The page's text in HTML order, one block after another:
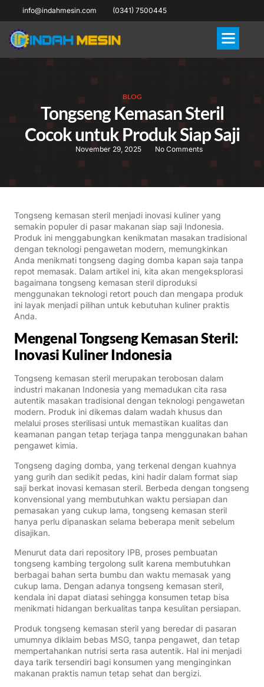
info@indahmesin.com (0341) 7500445
BLOG
Tongseng Kemasan Steril
Cocok untuk Produk Siap Saji
November 29, 2025 No Comments
Tongseng kemasan steril menjadi inovasi kuliner yang
semakin populer di pasar makanan siap saji Indonesia.
Produk ini menggabungkan kenikmatan masakan tradisional
dengan teknologi pengawetan modern, memungkinkan
Anda menikmati tongseng daging domba kapan saja tanpa
repot memasak. Dalam artikel ini, kita akan mengeksplorasi
bagaimana tongseng kemasan steril diproduksi
menggunakan teknologi retort pouch dan mengapa produk
ini layak menjadi pilihan untuk kebutuhan kuliner praktis
Anda.
Mengenal Tongseng Kemasan Steril:
Inovasi Kuliner Indonesia
Tongseng kemasan steril merupakan terobosan dalam
industri makanan Indonesia yang memadukan cita rasa
autentik masakan tradisional dengan teknologi pengawetan
modern. Produk ini dikemas dalam wadah khusus dan
melalui proses sterilisasi untuk memastikan kualitas dan
keamanan pangan tetap terjaga tanpa menggunakan bahan
pengawet kimia.
Tongseng daging domba, yang terkenal dengan kuahnya
yang gurih dan sedikit pedas, kini hadir dalam format siap
saji berkat inovasi kemasan steril. Berbeda dengan tongseng
konvensional yang membutuhkan waktu persiapan dan
pemasakan yang cukup lama, tongseng kemasan steril
hanya perlu dipanaskan selama beberapa menit sebelum
disajikan.
Menurut data dari repository IPB, proses pembuatan
tongseng kambing tergolong sulit karena membutuhkan
berbagai bahan serta bumbu dan waktu memasak yang
cukup lama. Dengan adanya tongseng kemasan steril,
kendala ini dapat diatasi sehingga konsumen tetap bisa
menikmati hidangan berkualitas tanpa kesulitan persiapan.
Produk tongseng kemasan steril yang beredar di pasaran
umumnya diklaim bebas MSG, tanpa pengawet, dan tetap
mempertahankan nutrisi serta rasa autentik. Hal ini menjadi
daya tarik tersendiri bagi konsumen yang menginginkan
makanan praktis namun tetap sehat dan bergizi.